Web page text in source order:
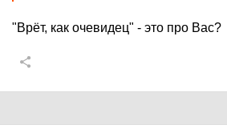
"Врёт, как очевидец" - это про Вас?